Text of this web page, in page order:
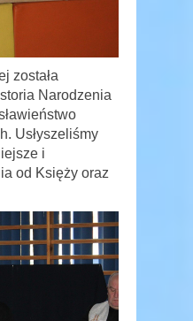
została
Narodzenia
Usłyszeliśmy
i
od Księży oraz